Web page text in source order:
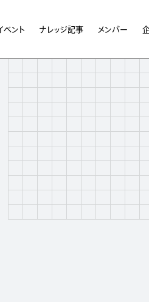
ベント ナレッジ記事 メンバー